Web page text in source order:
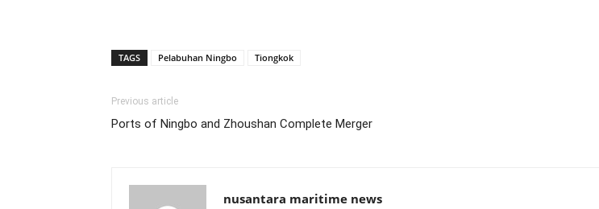
TAGS Pelabuhan Ningbo Tiongkok
Previous article
Ports of Ningbo and Zhoushan Complete Merger
nusantara maritime news